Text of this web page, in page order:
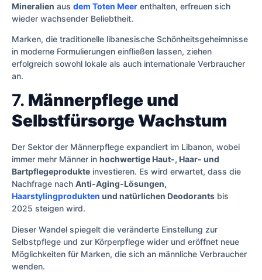
Mineralien aus dem Toten Meer enthalten, erfreuen sich
wieder wachsender Beliebtheit.
Marken, die traditionelle libanesische Schönheitsgeheimnisse
in moderne Formulierungen einfließen lassen, ziehen
erfolgreich sowohl lokale als auch internationale Verbraucher
an.
7. Männerpflege und
Selbstfürsorge Wachstum
Der Sektor der Männerpflege expandiert im Libanon, wobei
immer mehr Männer in hochwertige Haut-, Haar- und
Bartpflegeprodukte investieren. Es wird erwartet, dass die
Nachfrage nach Anti-Aging-Lösungen,
Haarstylingprodukten und natürlichen Deodorants bis
2025 steigen wird.
Dieser Wandel spiegelt die veränderte Einstellung zur
Selbstpflege und zur Körperpflege wider und eröffnet neue
Möglichkeiten für Marken, die sich an männliche Verbraucher
wenden.